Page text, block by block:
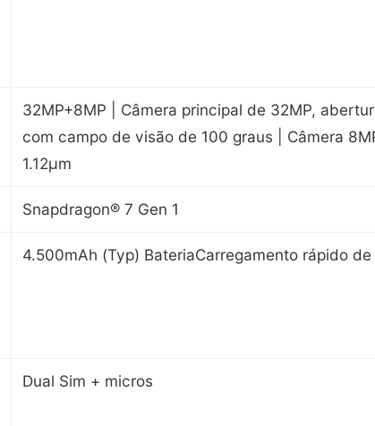
32MP+8MP | Câmera principal de 32MP,
com campo de visão de 100 graus | Câmera
1.12µm
Snapdragon® 7 Gen 1
4.500mAh (Typ) BateriaCarregamento rápido de
Dual Sim + micros